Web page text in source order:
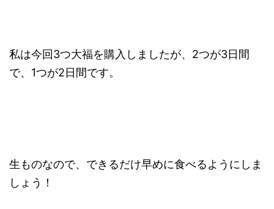
私は今回3つ大福を購入しましたが、2つが3日間
で、1つが2日間です。
生ものなので、できるだけ早めに食べるようにしま
しょう！